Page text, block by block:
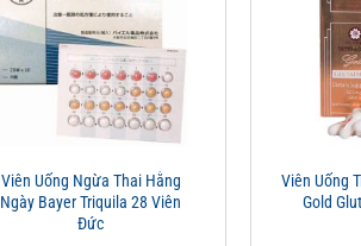
Viên Uống Ngừa Thai Hằng
Ngày Bayer Triquila 28 Viên
Đức
Viên Uống
Gold